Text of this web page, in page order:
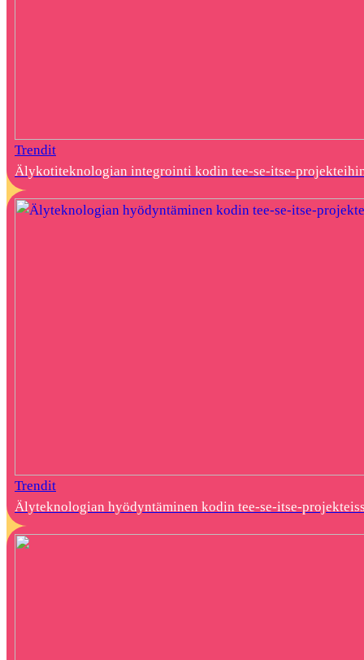
Trendit
Älykotiteknologian integrointi kodin tee-se-itse-
Trendit
Älyteknologian hyödyntäminen kodin tee-se-itse-